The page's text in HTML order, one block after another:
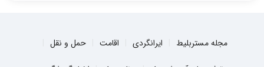
مجله مستربلیط ایرانگردی اقامت حمل و نقل